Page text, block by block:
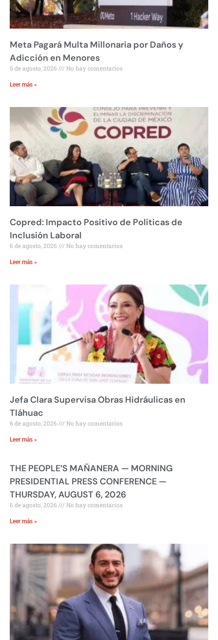
Meta Pagará Multa Millonaria por Daños y
Adicción en Menores
6 de agosto, 2026 No hay comentarios
Leer más »
Copred: Impacto Positivo de Políticas de
Inclusión Laboral
6 de agosto, 2026 No hay comentarios
Leer más »
Jefa Clara Supervisa Obras Hidráulicas en
Tláhuac
6 de agosto, 2026 No hay comentarios
Leer más »
THE PEOPLE’S MAÑANERA — MORNING
PRESIDENTIAL PRESS CONFERENCE —
THURSDAY, AUGUST 6, 2026
6 de agosto, 2026 No hay comentarios
Leer más »